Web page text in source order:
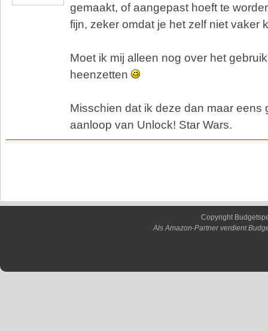
gemaakt, of aangepast hoeft te
fijn, zeker omdat je het zelf niet vaker
Moet ik mij alleen nog over het
heenzetten
Misschien dat ik deze dan maar eens
aanloop van Unlock! Star Wars.
Copyright
Als Amazon-Partner verdient